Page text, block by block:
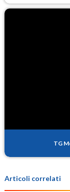
TG
Articoli correlati